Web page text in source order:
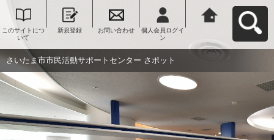
このサイトにつ
いて
新規登録 お問い合わせ
個人会員ログイ
ン
ンター さポット
へ戻る
さいたま市市民活動サポートセンター さポット